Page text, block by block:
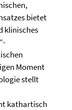
bietet
klinisches
Moment
stellt
kathartisch